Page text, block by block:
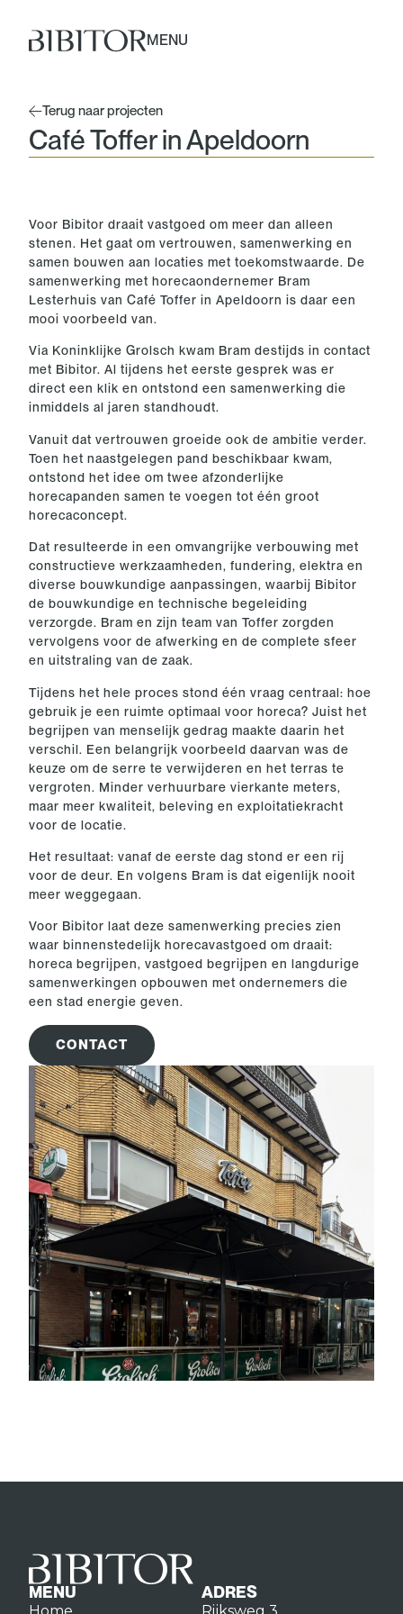
MENU
Terug naar projecten
Café Toffer in Apeldoorn
Voor Bibitor draait vastgoed om meer dan alleen
stenen. Het gaat om vertrouwen, samenwerking en
samen bouwen aan locaties met toekomstwaarde. De
samenwerking met horecaondernemer Bram
Lesterhuis van Café Toffer in Apeldoorn is daar een
mooi voorbeeld van.
Via Koninklijke Grolsch kwam Bram destijds in contact
met Bibitor. Al tijdens het eerste gesprek was er
direct een klik en ontstond een samenwerking die
inmiddels al jaren standhoudt.
Vanuit dat vertrouwen groeide ook de ambitie verder.
Toen het naastgelegen pand beschikbaar kwam,
ontstond het idee om twee afzonderlijke
horecapanden samen te voegen tot één groot
horecaconcept.
Dat resulteerde in een omvangrijke verbouwing met
constructieve werkzaamheden, fundering, elektra en
diverse bouwkundige aanpassingen, waarbij Bibitor
de bouwkundige en technische begeleiding
verzorgde. Bram en zijn team van Toffer zorgden
vervolgens voor de afwerking en de complete sfeer
en uitstraling van de zaak.
Tijdens het hele proces stond één vraag centraal: hoe
gebruik je een ruimte optimaal voor horeca? Juist het
begrijpen van menselijk gedrag maakte daarin het
verschil. Een belangrijk voorbeeld daarvan was de
keuze om de serre te verwijderen en het terras te
vergroten. Minder verhuurbare vierkante meters,
maar meer kwaliteit, beleving en exploitatiekracht
voor de locatie.
Het resultaat: vanaf de eerste dag stond er een rij
voor de deur. En volgens Bram is dat eigenlijk nooit
meer weggegaan.
Voor Bibitor laat deze samenwerking precies zien
waar binnenstedelijk horecavastgoed om draait:
horeca begrijpen, vastgoed begrijpen en langdurige
samenwerkingen opbouwen met ondernemers die
een stad energie geven.
CONTACT
ADRES
Rijksweg 3
MENU
Home